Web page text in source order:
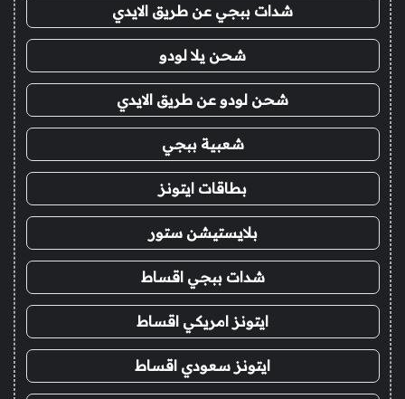
شدات ببجي عن طريق الايدي
شحن يلا لودو
شحن لودو عن طريق الايدي
شعبية ببجي
بطاقات ايتونز
بلايستيشن ستور
شدات ببجي اقساط
ايتونز امريكي اقساط
ايتونز سعودي اقساط